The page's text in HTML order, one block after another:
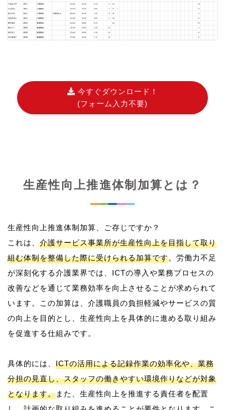
今すぐダウンロード！
(フォーム入力不要)
生産性向上推進体制加算とは？
生産性向上推進体制加算、ご存じですか？
これは、 介護サービス事業所が生産性向上を目指して取り
組む体制を整備した際に受けられる加算です。労働力不足
が深刻化する介護業界では、ICTの導入や業務プロセスの
改善などを通じて業務効率を向上させることが求められて
います。この加算は、介護職員の負担軽減やサービスの質
の向上を目的とし、生産性向上を具体的に進める取り組み
を促進する仕組みです。
具体的には、 ICTの活用による記録作業の効率化や、業務
分担の見直し、スタッフの働きやすい環境作りなどが対象
となります。また、生産性向上を推進する責任者を配置